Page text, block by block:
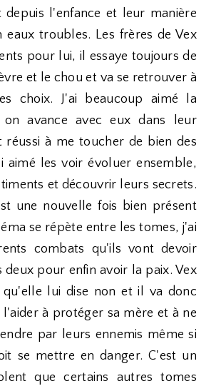
depuis l'enfance et leur manière
eaux troubles. Les frères de Vex
pour lui, il essaye toujours de
et le chou et va se retrouver à
choix. J'ai beaucoup aimé la
on avance avec eux dans leur
réussi à me toucher de bien des
aimé les voir évoluer ensemble,
et découvrir leurs secrets.
une nouvelle fois bien présent
se répète entre les tomes, j'ai
combats qu'ils vont devoir
deux pour enfin avoir la paix. Vex
qu'elle lui dise non et il va donc
à protéger sa mère et à ne
par leurs ennemis même si
se mettre en danger. C'est un
que certains autres tomes